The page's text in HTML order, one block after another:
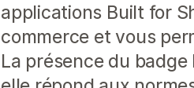
applications Built for
commerce et vous
La présence du